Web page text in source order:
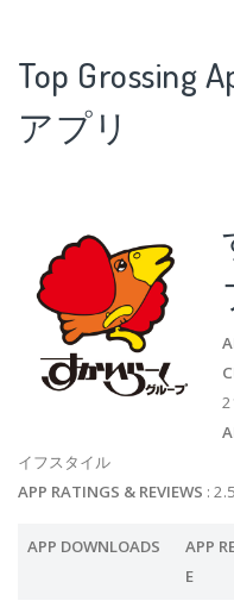
Top Grossing
アプリ
イフスタイル
APP RATINGS & REVIEWS :
APP DOWNLOADS
APP
E